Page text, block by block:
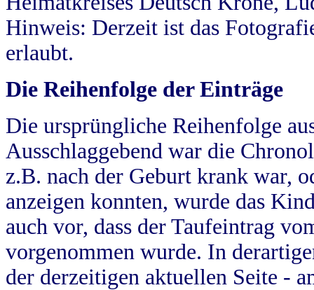
Hinweis: Derzeit ist das
erlaubt.
Die Reihenfolge der Einträge
Die ursprüngliche Reihenfolge
Ausschlaggebend war die
z.B. nach der Geburt krank war,
anzeigen konnten, wurde das
auch vor, dass der Taufeintrag
vorgenommen wurde. In
der derzeitigen aktuellen Seite -